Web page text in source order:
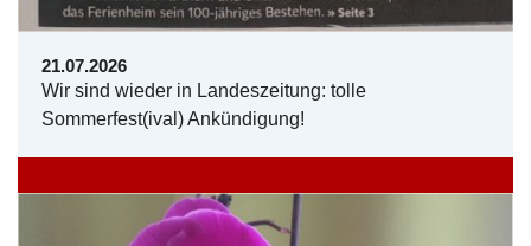
21.07.2026
Wir sind wieder in Landeszeitung: tolle
Sommerfest(ival) Ankündigung!